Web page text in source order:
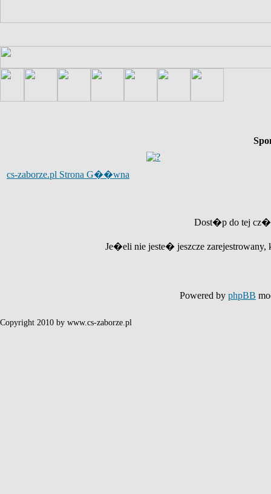
cs-zaborze.pl Strona G��wna
Dost�p do tej
Je�eli nie jeste� jeszcze
Powered by phpBB
Copyright 2010 by www.cs-zaborze.pl